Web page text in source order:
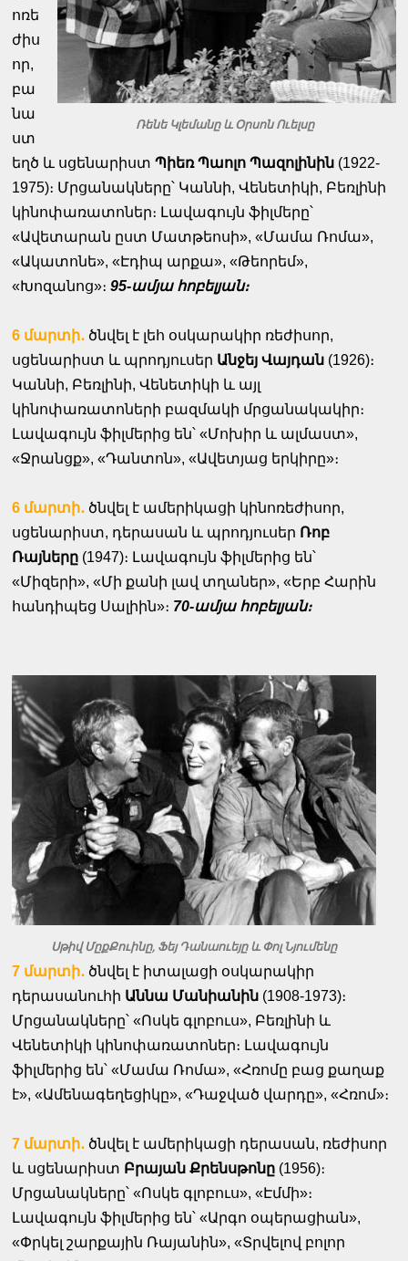
Ռենե Կլեմանը և Օրսոն Ուելսը
ոռե
ժիս
որ,
բա
նա
ստ
եղծ և սցենարիստՊիեռ Պաոլո Պազոլինին (1922-
1975)։ Մրցանակները՝ Կաննի, Վենետիկի, Բեռլինի
կինոփառատոներ։ Լավագույն ֆիլմերը՝
«Ավետարան ըստ Մատթեոսի», «Մամա Ռոմա»,
«Ակատոնե», «Էդիպ արքա», «Թեորեմ»,
«Խոզանոց»։95-ամյա հոբելյան։
6 մարտի․ ծնվել է լեհ օսկարակիր ռեժիսոր,
սցենարիստ և պրոդյուսեր Անջեյ Վայդան (1926)։
Կաննի, Բեռլինի, Վենետիկի և այլ
կինոփառատոների բազմակի մրցանակակիր։
Լավագույն ֆիլմերից են՝ «Մոխիր և ալմաստ»,
«Ջրանցք», «Դանտոն», «Ավետյաց երկիրը»։
6 մարտի․ ծնվել է ամերիկացի կինոռեժիսոր,
սցենարիստ, դերասան և պրոդյուսեր Ռոբ
Ռայները (1947)։ Լավագույն ֆիլմերից են՝
«Միզերի», «Մի քանի լավ տղաներ», «Երբ Հարին
հանդիպեց Սալիին»։ 70-ամյա հոբելյան։
Սթիվ ՄըքՔուինը, Ֆեյ Դանաուեյը և Փոլ Նյումենը
7 մարտի․ ծնվել է իտալացի օսկարակիր
դերասանուհի Աննա Մանիանին (1908-1973)։
Մրցանակները՝ «Ոսկե գլոբուս», Բեռլինի և
Վենետիկի կինոփառատոներ։ Լավագույն
ֆիլմերից են՝ «Մամա Ռոմա», «Հռոմը բաց քաղաք
է», «Ամենագեղեցիկը», «Դաջված վարդը», «Հռոմ»։
7 մարտի․ ծնվել է ամերիկացի դերասան, ռեժիսոր
և սցենարիստ Բրայան Քրենսթոնը (1956)։
Մրցանակները՝ «Ոսկե գլոբուս», «Էմմի»։
Լավագույն ֆիլմերից են՝ «Արգո օպերացիան»,
«Փրկել շարքային Ռայանին», «Տրվելով բոլոր